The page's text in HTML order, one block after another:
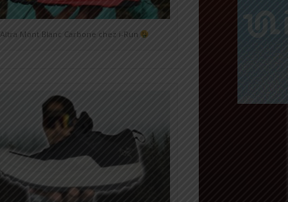
Altra Mont Blanc Carbone chez i-Run